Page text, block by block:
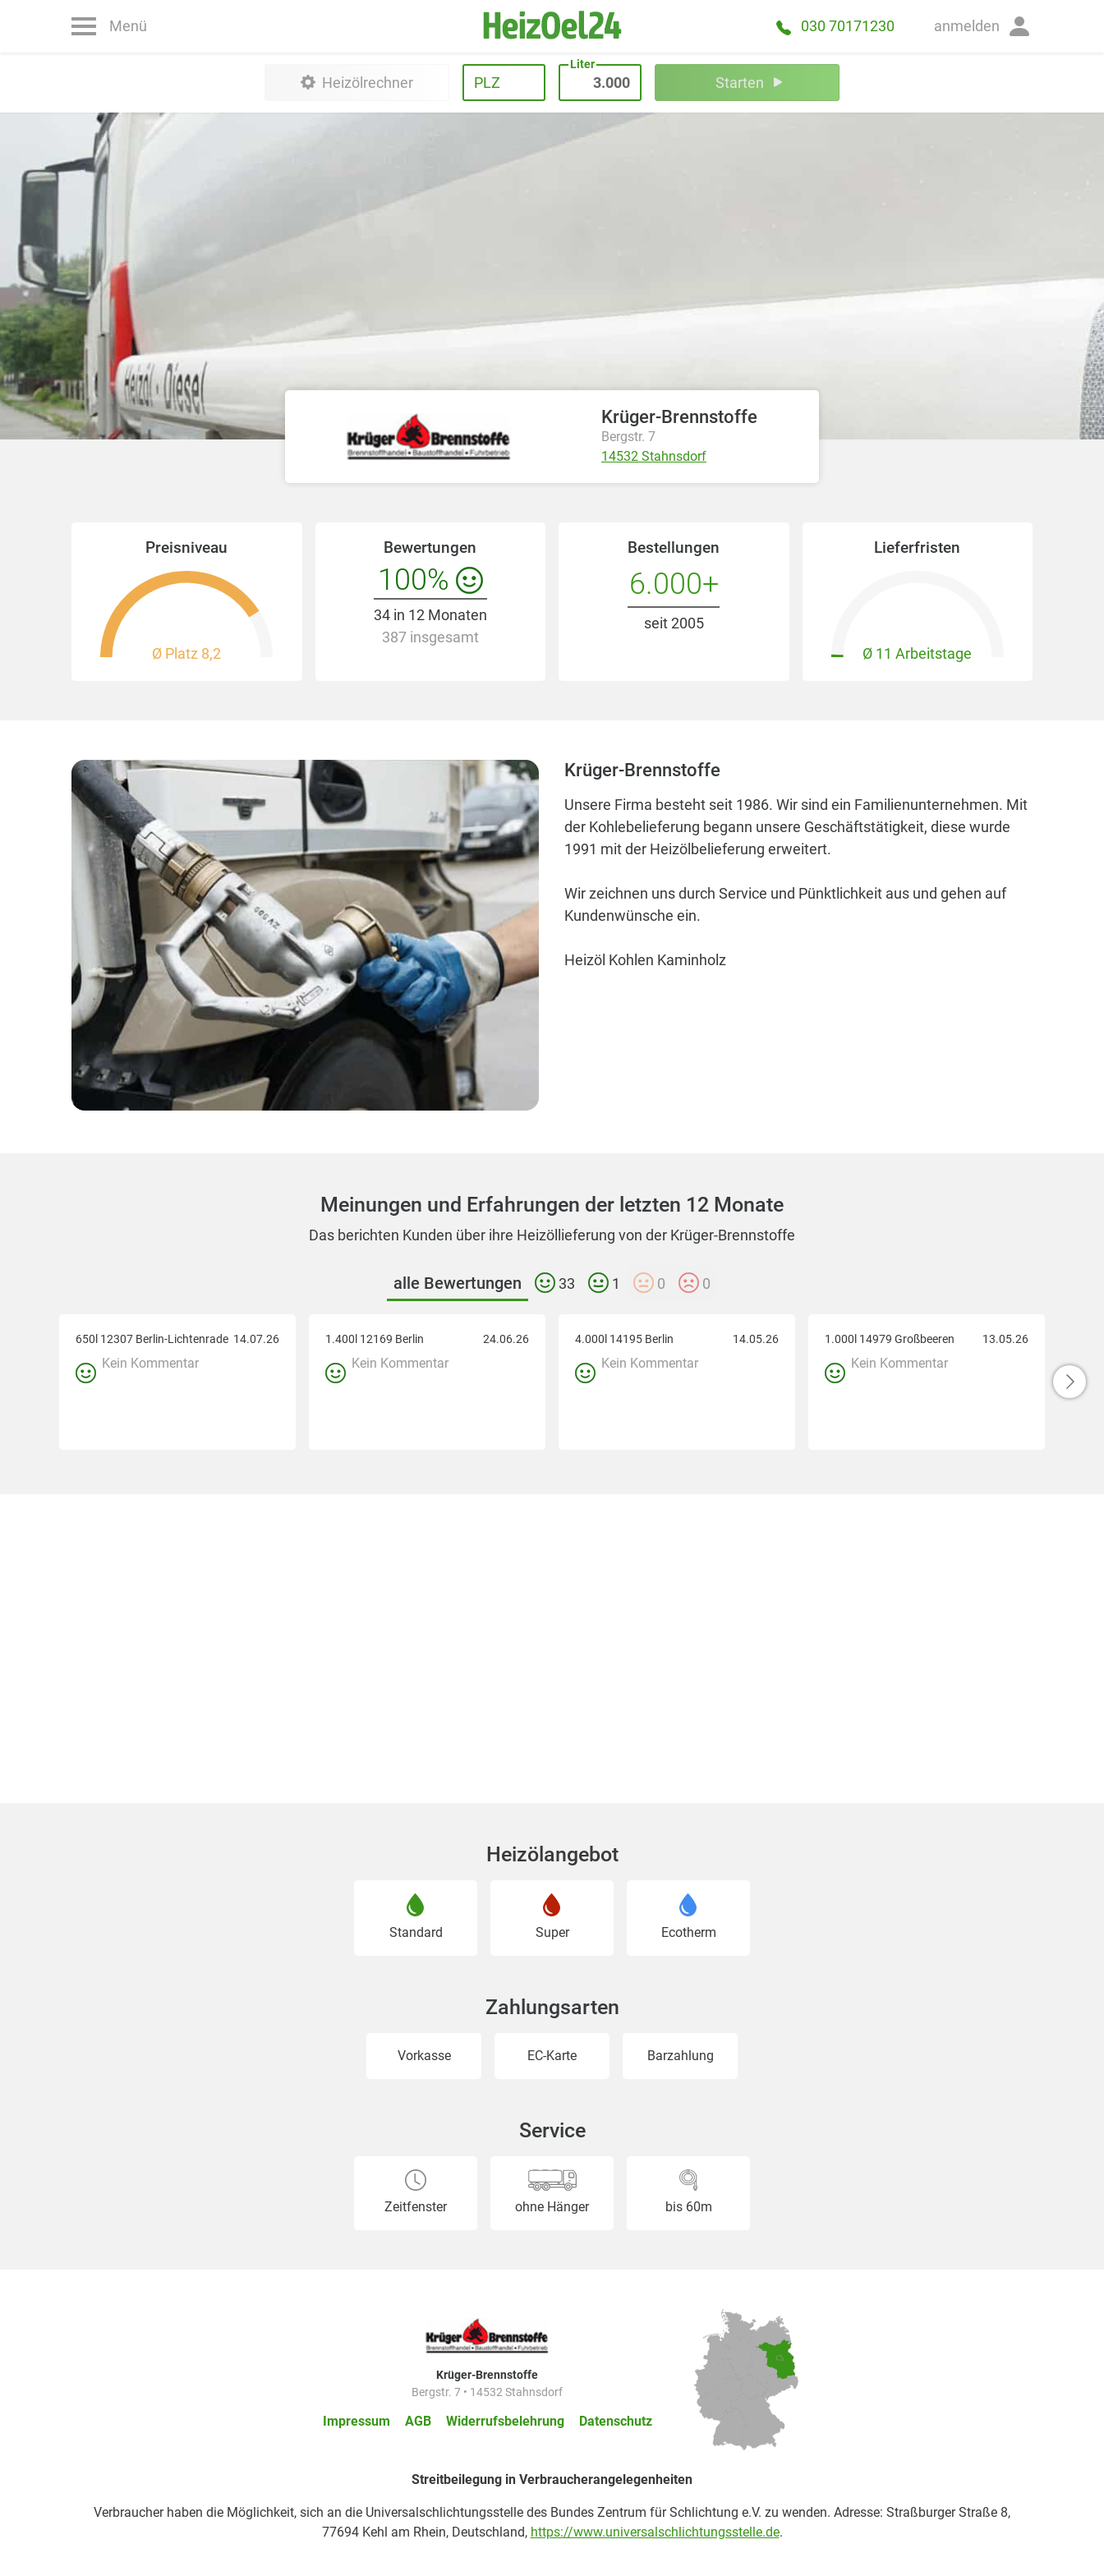
Menü 030 70171230 anmelden
Heizölrechner PLZ
Liter
Starten
Krüger-Brennstoffe
Bergstr. 7
14532 Stahnsdorf
Bewertungen
100%
34 in 12 Monaten
387 insgesamt
Bestellungen
6.000+
seit 2005
Preisniveau
Ø Platz 8,2
Lieferfristen
Ø 11 Arbeitstage
Krüger-Brennstoffe
Unsere Firma besteht seit 1986. Wir sind ein Familienunternehmen. Mit
der Kohlebelieferung begann unsere Geschäftstätigkeit, diese wurde
1991 mit der Heizölbelieferung erweitert.
Wir zeichnen uns durch Service und Pünktlichkeit aus und gehen auf
Kundenwünsche ein.
Heizöl Kohlen Kaminholz
Meinungen und Erfahrungen der letzten 12 Monate
Das berichten Kunden über ihre Heizöllieferung von der Krüger-Brennstoffe
alle Bewertungen 33 1 0 0
650l 12307 Berlin-Lichtenrade 14.07.26
Kein Kommentar
1.400l 12169 Berlin 24.06.26
Kein Kommentar
4.000l 14195 Berlin 14.05.26
Kein Kommentar
1.000l 14979 Großbeeren 13.05.26
Kein Kommentar
Heizölangebot
Standard Super Ecotherm
Zahlungsarten
Vorkasse EC-Karte Barzahlung
Service
Zeitfenster ohne Hänger bis 60m
Krüger-Brennstoffe
Bergstr. 7 • 14532 Stahnsdorf
Impressum AGB Widerrufsbelehrung Datenschutz
Streitbeilegung in Verbraucherangelegenheiten
Verbraucher haben die Möglichkeit, sich an die Universalschlichtungsstelle des Bundes Zentrum für Schlichtung e.V. zu wenden. Adresse: Straßburger Straße 8,
77694 Kehl am Rhein, Deutschland, https://www.universalschlichtungsstelle.de.